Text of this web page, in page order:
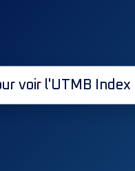
voir l'UTMB Index